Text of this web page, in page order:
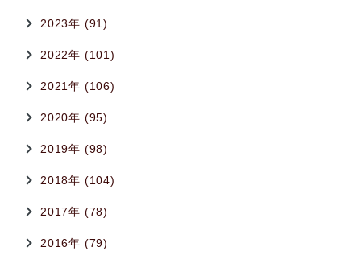
2023年 (91)
2022年 (101)
2021年 (106)
2020年 (95)
2019年 (98)
2018年 (104)
2017年 (78)
2016年 (79)